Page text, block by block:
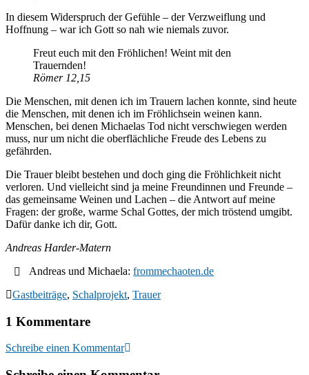
In diesem Widerspruch der Gefühle – der Verzweiflung und
Hoffnung – war ich Gott so nah wie niemals zuvor.
Freut euch mit den Fröhlichen! Weint mit den
Trauernden!
Römer 12,15
Die Menschen, mit denen ich im Trauern lachen konnte, sind heute
die Menschen, mit denen ich im Fröhlichsein weinen kann.
Menschen, bei denen Michaelas Tod nicht verschwiegen werden
muss, nur um nicht die oberflächliche Freude des Lebens zu
gefährden.
Die Trauer bleibt bestehen und doch ging die Fröhlichkeit nicht
verloren. Und vielleicht sind ja meine Freundinnen und Freunde –
das gemeinsame Weinen und Lachen – die Antwort auf meine
Fragen: der große, warme Schal Gottes, der mich tröstend umgibt.
Dafür danke ich dir, Gott.
Andreas Harder-Matern
Andreas und Michaela:frommechaoten.de
Gastbeiträge, Schalprojekt, Trauer
1 Kommentare
Schreibe einen Kommentar